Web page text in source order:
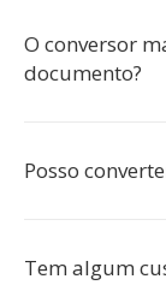
O conversor
documento?
Posso
Tem algum